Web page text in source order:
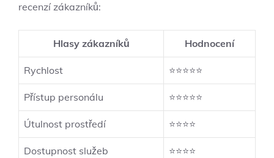
recenzí zákazníků:
Hlasy zákazníků Hodnocení
Rychlost ⭐⭐⭐⭐⭐
Přístup personálu ⭐⭐⭐⭐⭐
Útulnost prostředí ⭐⭐⭐⭐
Dostupnost služeb ⭐⭐⭐⭐